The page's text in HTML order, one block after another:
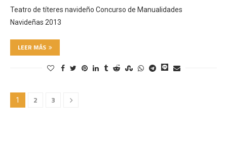
Teatro de títeres navideño Concurso de Manualidades
Navideñas 2013
LEER MÁS
1 2 3